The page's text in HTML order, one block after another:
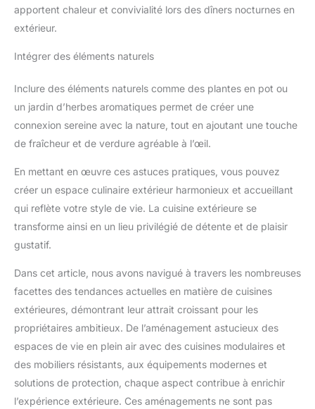
apportent chaleur et convivialité lors des dîners nocturnes en
extérieur.
Intégrer des éléments naturels
Inclure des éléments naturels comme des plantes en pot ou
un jardin d’herbes aromatiques permet de créer une
connexion sereine avec la nature, tout en ajoutant une touche
de fraîcheur et de verdure agréable à l’œil.
En mettant en œuvre ces astuces pratiques, vous pouvez
créer un espace culinaire extérieur harmonieux et accueillant
qui reflète votre style de vie. La cuisine extérieure se
transforme ainsi en un lieu privilégié de détente et de plaisir
gustatif.
Dans cet article, nous avons navigué à travers les nombreuses
facettes des tendances actuelles en matière de cuisines
extérieures, démontrant leur attrait croissant pour les
propriétaires ambitieux. De l’aménagement astucieux des
espaces de vie en plein air avec des cuisines modulaires et
des mobiliers résistants, aux équipements modernes et
solutions de protection, chaque aspect contribue à enrichir
l’expérience extérieure. Ces aménagements ne sont pas